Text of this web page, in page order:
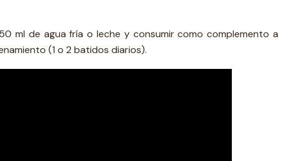
ml de agua fría o leche y consumir como complemento a
(1 o 2 batidos diarios).